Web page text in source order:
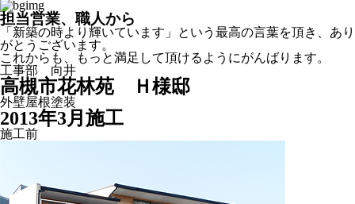
担当営業、職人から
「新築の時より輝いています」という最高の言葉を頂き、あり
がとうございます。
これからも、もっと満足して頂けるようにがんばります。
工事部 向井
高槻市花林苑 Ｈ様邸
外壁屋根塗装
2013年3月施工
施工前